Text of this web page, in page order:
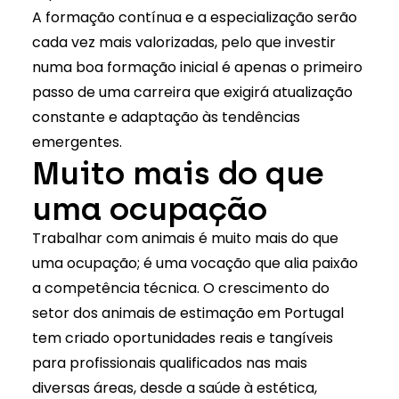
A formação contínua e a especialização serão
cada vez mais valorizadas, pelo que investir
numa boa formação inicial é apenas o primeiro
passo de uma carreira que exigirá atualização
constante e adaptação às tendências
emergentes.
Muito mais do que
uma ocupação
Trabalhar com animais é muito mais do que
uma ocupação; é uma vocação que alia paixão
a competência técnica. O crescimento do
setor dos animais de estimação em Portugal
tem criado oportunidades reais e tangíveis
para profissionais qualificados nas mais
diversas áreas, desde a saúde à estética,